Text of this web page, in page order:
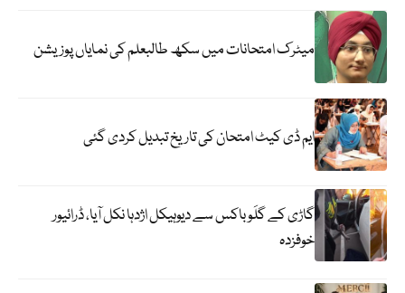
میٹرک امتحانات میں سکھ طالبعلم کی نمایاں پوزیشن
ایم ڈی کیٹ امتحان کی تاریخ تبدیل کردی گئی
گاڑی کے گلَو باکس سے دیوہیکل اژدہا نکل آیا، ڈرائیور
خوفزدہ